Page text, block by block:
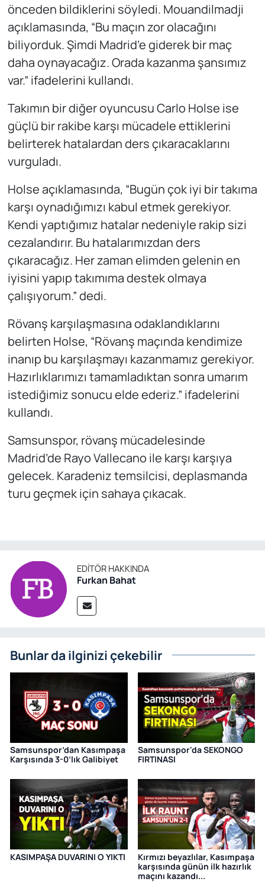
önceden bildiklerini söyledi. Mouandilmadji
açıklamasında, “Bu maçın zor olacağını
biliyorduk. Şimdi Madrid’e giderek bir maç
daha oynayacağız. Orada kazanma şansımız
var.” ifadelerini kullandı.
Takımın bir diğer oyuncusu Carlo Holse ise
güçlü bir rakibe karşı mücadele ettiklerini
belirterek hatalardan ders çıkaracaklarını
vurguladı.
Holse açıklamasında, “Bugün çok iyi bir takıma
karşı oynadığımızı kabul etmek gerekiyor.
Kendi yaptığımız hatalar nedeniyle rakip sizi
cezalandırır. Bu hatalarımızdan ders
çıkaracağız. Her zaman elimden gelenin en
iyisini yapıp takımıma destek olmaya
çalışıyorum.” dedi.
Rövanş karşılaşmasına odaklandıklarını
belirten Holse, “Rövanş maçında kendimize
inanıp bu karşılaşmayı kazanmamız gerekiyor.
Hazırlıklarımızı tamamladıktan sonra umarım
istediğimiz sonucu elde ederiz.” ifadelerini
kullandı.
Samsunspor, rövanş mücadelesinde
Madrid’de Rayo Vallecano ile karşı karşıya
gelecek. Karadeniz temsilcisi, deplasmanda
turu geçmek için sahaya çıkacak.
EDITÖR HAKKINDA
Furkan Bahat
Bunlar da ilginizi çekebilir
Samsunspor’dan Kasımpaşa
Karşısında 3-0’lık Galibiyet
Samsunspor'da SEKONGO
FIRTINASI
KASIMPAŞA DUVARINI O YIKTI
Kırmızı beyazlılar, Kasımpaşa
karşısında günün ilk hazırlık
maçını kazandı...